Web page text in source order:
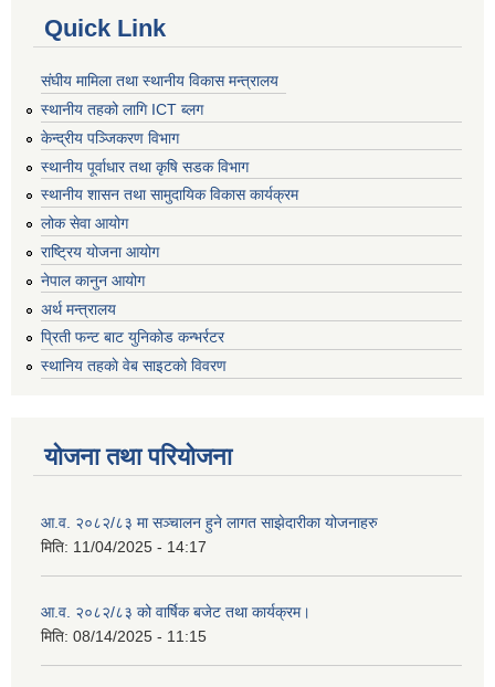
Quick Link
संघीय मामिला तथा स्थानीय विकास मन्त्रालय
स्थानीय तहको लागि ICT ब्लग
केन्द्रीय पञ्जिकरण विभाग
स्थानीय पूर्वाधार तथा कृषि सडक विभाग
स्थानीय शासन तथा सामुदायिक विकास कार्यक्रम
लोक सेवा आयोग
राष्ट्रिय योजना आयोग
नेपाल कानुन आयोग
अर्थ मन्त्रालय
प्रिती फन्ट बाट युनिकोड कन्भर्रटर
स्थानिय तहकाे वेब साइटकाे विवरण
योजना तथा परियोजना
आ.व. २०८२/८३ मा सञ्चालन हुने लागत साझेदारीका योजनाहरु
मिति: 11/04/2025 - 14:17
आ.व. २०८२/८३ को वार्षिक बजेट तथा कार्यक्रम।
मिति: 08/14/2025 - 11:15